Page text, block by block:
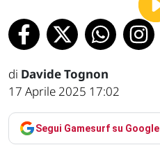
di Davide Tognon
17 Aprile 2025 17:02
Segui Gamesurf su Google